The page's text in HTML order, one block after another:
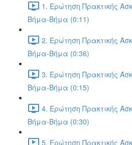
1. Ερώτηση Πρακτικής
Βήμα-Βήμα (0:11)
2. Ερώτηση Πρακτικής
Βήμα-Βήμα (0:36)
3. Ερώτηση Πρακτικής
Βήμα-Βήμα (0:15)
4. Ερώτηση Πρακτικής
Βήμα-Βήμα (0:30)
5. Ερώτηση Πρακτικής